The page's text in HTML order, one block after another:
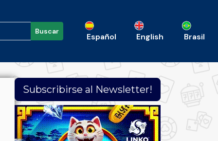
Buscar
Español English Brasil
Subscribirse al Newsletter!